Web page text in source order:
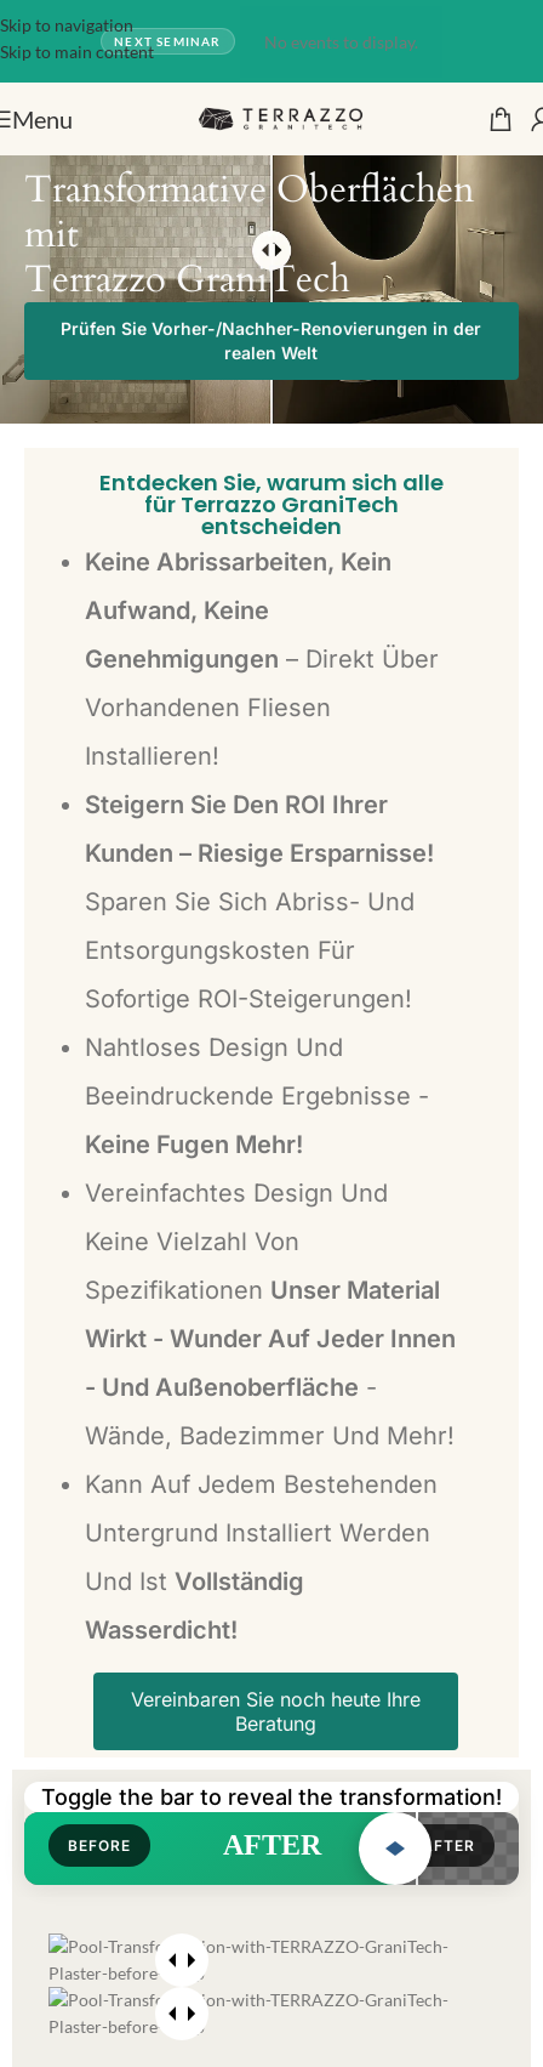
Skip to navigation
Skip to main contentNEXT SEMINAR No events to display.
Menu
Transformative Oberflächen
mit
Terrazzo GraniTech
Prüfen Sie Vorher-/Nachher-Renovierungen in der
realen Welt
Entdecken Sie, warum sich alle
für Terrazzo GraniTech
entscheiden
Keine Abrissarbeiten, Kein
Aufwand, Keine
Genehmigungen – Direkt Über
Vorhandenen Fliesen
Installieren!
Steigern Sie Den ROI Ihrer
Kunden – Riesige Ersparnisse!
Sparen Sie Sich Abriss- Und
Entsorgungskosten Für
Sofortige ROI-Steigerungen!
Nahtloses Design Und
Beeindruckende Ergebnisse -
Keine Fugen Mehr!
Vereinfachtes Design Und
Keine Vielzahl Von
Spezifikationen Unser Material
Wirkt - Wunder Auf Jeder Innen
- Und Außenoberfläche -
Wände, Badezimmer Und Mehr!
Kann Auf Jedem Bestehenden
Untergrund Installiert Werden
Und Ist Vollständig
Wasserdicht!
Vereinbaren Sie noch heute Ihre
Beratung
Toggle the bar to reveal the transformation!
BEFORE AFTER